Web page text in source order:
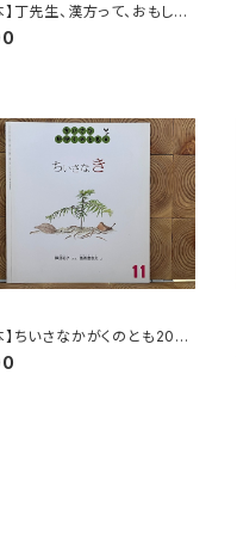
】丁先生、漢方って、おもしろ
】ちいさなかがくのとも20
さなき